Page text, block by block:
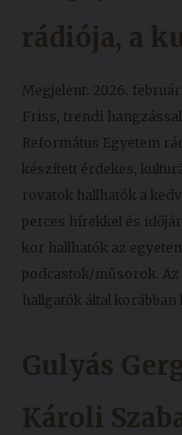
rádiója, a
Megjelent: 2026. február
Friss, trendi
Református Egyetem
készített érdekes,
rovatok hallhatók a
perces hírekkel és
kor hallhatók az
podcastok/műsorok.
hallgatók által
Gulyás
Károli